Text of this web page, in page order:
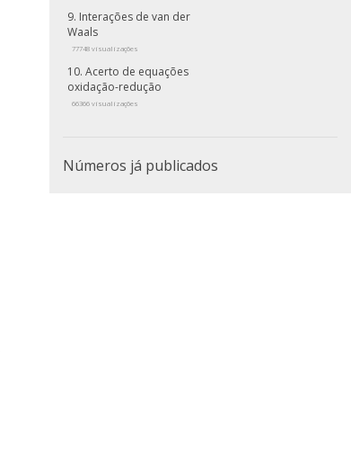
Interações de van der
Waals
77748 visualizações
Acerto de equações
oxidação-redução
66366 visualizações
Números já publicados